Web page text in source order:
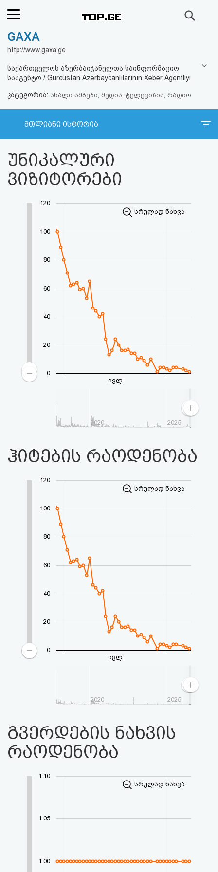
რეიტინგი
კითხვა-
პასუხი
ავტორიზაცია
რეგისტრაცია
პაროლის
შეთანხმება
პასუხისმგებლობის
უარყოფა
GAXA
http://www.gaxa.ge
საქართველოს აზერბაიჯანელთა საინფორმაციო
სააგენტო / Gürcüstan Azərbaycanlılarının Xəbər Agentliyi
კატეგორია: ახალი ამბები, მედია, ტელევიზია, რადიო
მთლიანი ისტორია
უნიკალური
ვიზიტორები
2020 2025
ივლ
0
20
40
60
80
100
120
სრულად ნახვა
ჰიტების რაოდენობა
2020 2025
ივლ
0
20
40
60
80
100
120
სრულად ნახვა
გვერდების ნახვის
რაოდენობა
1.00
1.05
1.10
სრულად ნახვა